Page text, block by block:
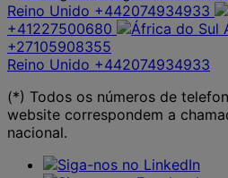
Reino Unido +442074934933
+41227500680
+27105908355
Reino Unido +442074934933
(*) Todos os números de
website correspondem a
nacional.